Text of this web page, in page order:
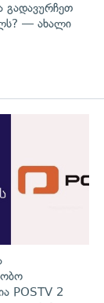
— ახალი
POSTV 2